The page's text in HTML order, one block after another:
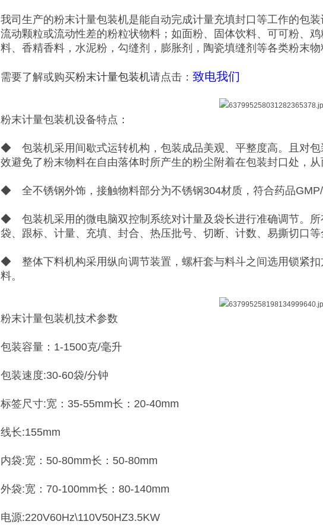
我司生产的粉末计量包装机是能自动完成计量充填封口等工作的包
流动颗粒或流动性差的粉粒状物料；如面粉、固体饮料、可可粉、
料、香精香料，水泥粉，勾缝剂，膨胀剂，陶瓷填缝剂等各类粉末物
需要了解或购买粉末计量包装机请点击： 致电我们
粉末计量包装机设备特点：
◆ 包装机采用间歇式运转机构，包装成品美观、平整度高。且对包
效避免了粉末物料在自由落体时所产生的粉尘附着在包装封口处，
◆ 全不锈钢外饰，接触物料部分为不锈钢304材质，符合药品
◆ 包装机采用的微电脑双控制系统对计量及袋长进行准确调节。所
袋、跟标、计量、充填、封合、热压批号、切断、计数、易撕切口
◆ 整体下料机构采用纵向调节装置，螺杆套与料斗之间选用锁紧扣
料。
粉末计量包装机技术参数
包装容量：1-1500克/毫升
包装速度:30-60袋/分钟
标签尺寸:宽：35-55mm长：20-40mm
线长:155mm
内袋:宽：50-80mm长：50-80mm
外袋:宽：70-100mm长：80-140mm
电源:220V60Hz\110V50HZ3.5KW